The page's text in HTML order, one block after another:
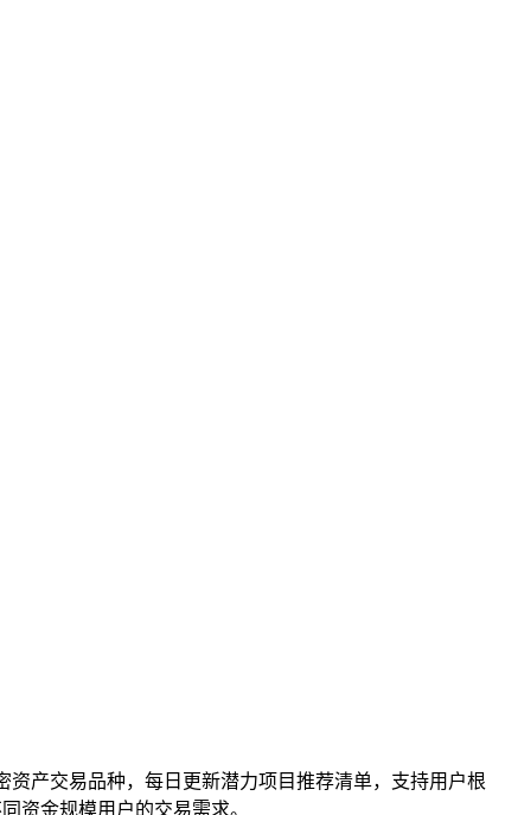
产交易品种，每日更新潜力项目推荐清单，支持用户根
资金规模用户的交易需求。